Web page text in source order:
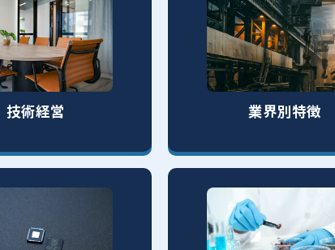
技術経営 業界別特徴